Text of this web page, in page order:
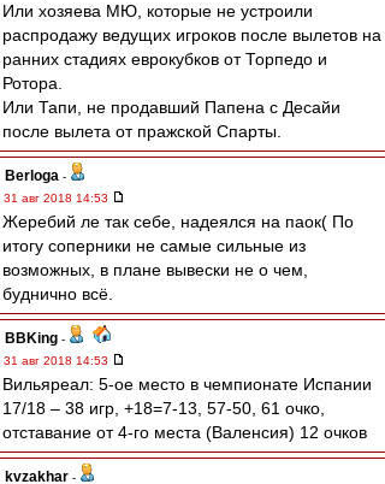
Или хозяева МЮ, которые не устроили
распродажу ведущих игроков после вылетов на
ранних стадиях еврокубков от Торпедо и
Ротора.
Или Тапи, не продавший Папена с Десайи
после вылета от пражской Спарты.
Berloga -
31 авг 2018 14:53
Жеребий ле так себе, надеялся на паок( По
итогу соперники не самые сильные из
возможных, в плане вывески не о чем,
буднично всё.
BBKing -
31 авг 2018 14:53
Вильяреал: 5-ое место в чемпионате Испании
17/18 – 38 игр, +18=7-13, 57-50, 61 очко,
отставание от 4-го места (Валенсия) 12 очков
kvzakhar -